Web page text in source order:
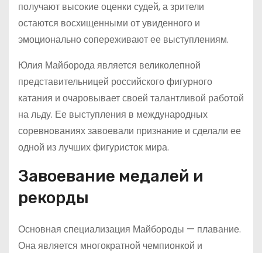
получают высокие оценки судей, а зрители
остаются восхищенными от увиденного и
эмоционально сопереживают ее выступлениям.
Юлия Майборода является великолепной
представительницей российского фигурного
катания и очаровывает своей талантливой работой
на льду. Ее выступления в международных
соревнованиях завоевали признание и сделали ее
одной из лучших фигуристок мира.
Завоевание медалей и
рекорды
Основная специализация Майбороды — плавание.
Она является многократной чемпионкой и